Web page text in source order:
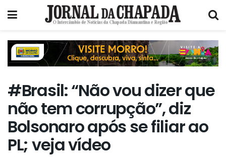
#Brasil: “Não vou dizer que
não tem corrupção”, diz
Bolsonaro após se filiar ao
PL; veja vídeo